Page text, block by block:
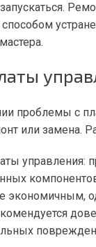
проблемы с
или замена.
управления:
экономичным,